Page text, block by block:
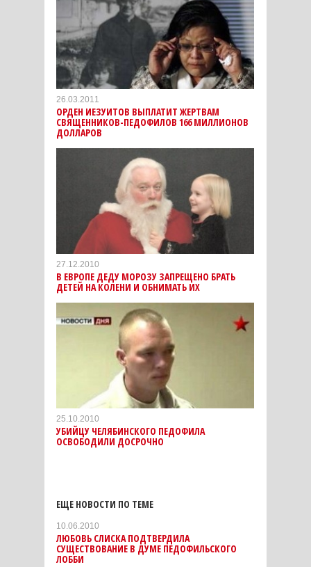
26.03.2011
ОРДЕН ИЕЗУИТОВ ВЫПЛАТИТ ЖЕРТВАМ
СВЯЩЕННИКОВ-ПЕДОФИЛОВ 166 МИЛЛИОНОВ
ДОЛЛАРОВ
27.12.2010
В ЕВРОПЕ ДЕДУ МОРОЗУ ЗАПРЕЩЕНО БРАТЬ
ДЕТЕЙ НА КОЛЕНИ И ОБНИМАТЬ ИХ
25.10.2010
УБИЙЦУ ЧЕЛЯБИНСКОГО ПЕДОФИЛА
ОСВОБОДИЛИ ДОСРОЧНО
ЕЩЕ НОВОСТИ ПО ТЕМЕ
10.06.2010
ЛЮБОВЬ СЛИСКА ПОДТВЕРДИЛА
СУЩЕСТВОВАНИЕ В ДУМЕ ПЕДОФИЛЬСКОГО
ЛОББИ